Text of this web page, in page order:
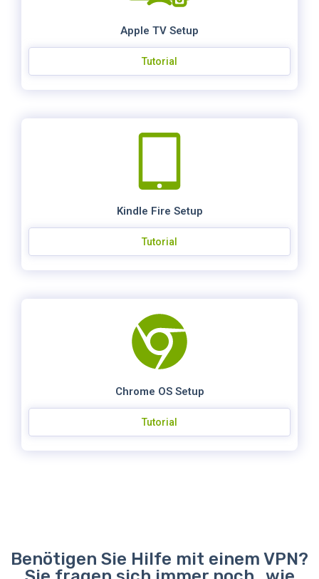
Apple TV Setup
Tutorial
Kindle Fire Setup
Tutorial
Chrome OS Setup
Tutorial
Benötigen Sie Hilfe mit einem VPN?